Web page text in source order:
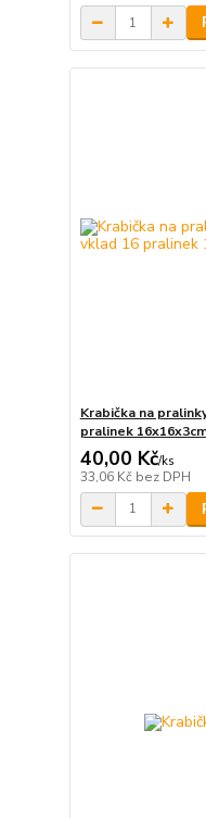
Krabička na
pralinek
40,00 Kč/ks
33,06 Kč bez DPH